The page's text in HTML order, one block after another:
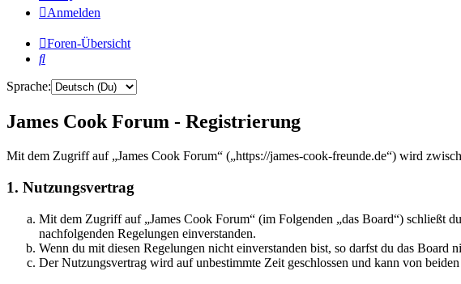
Anmelden
Foren-Übersicht
Suche
Sprache:
James Cook Forum - Registrierung
Mit dem Zugriff auf „James Cook Forum“ („https://james-cook-freunde.de“) wird
1. Nutzungsvertrag
Mit dem Zugriff auf „James Cook Forum“ (im Folgenden „das Board“) schließt
nachfolgenden Regelungen einverstanden.
Wenn du mit diesen Regelungen nicht einverstanden bist, so darfst du das
Der Nutzungsvertrag wird auf unbestimmte Zeit geschlossen und kann von